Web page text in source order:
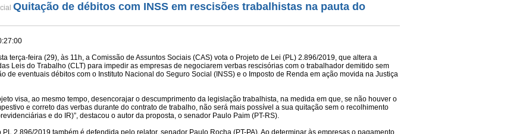
Quitação de débitos com INSS em rescisões trabalhistas na pauta do
terça-feira (29), às 11h, a Comissão de Assuntos Sociais (CAS) vota o Projeto de Lei (PL) 2.896/2019, que altera a
Leis do Trabalho (CLT) para impedir as empresas de negociarem verbas rescisórias com o trabalhador demitido sem
de eventuais débitos com o Instituto Nacional do Seguro Social (INSS) e o Imposto de Renda em ação movida na Justiça
visa, ao mesmo tempo, desencorajar o descumprimento da legislação trabalhista, na medida em que, se não houver o
e correto das verbas durante do contrato de trabalho, não será mais possível a sua quitação sem o recolhimento
e do IR)”, destacou o autor da proposta, o senador Paulo Paim (PT-RS).
PL 2.896/2019 também é defendida pelo relator, senador Paulo Rocha (PT-PA). Ao determinar às empresas o pagamento